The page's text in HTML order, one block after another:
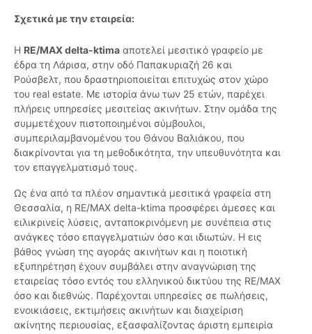
Σχετικά με την εταιρεία:
Η RE/MAX delta-ktima αποτελεί μεσιτικό γραφείο με
έδρα τη Λάρισα, στην οδό Παπακυριαζή 26 και
Ρούσβελτ, που δραστηριοποιείται επιτυχώς στον χώρο
του real estate. Με ιστορία άνω των 25 ετών, παρέχει
πλήρεις υπηρεσίες μεσιτείας ακινήτων. Στην ομάδα της
συμμετέχουν πιστοποιημένοι σύμβουλοι,
συμπεριλαμβανομένου του Θάνου Βαλιάκου, που
διακρίνονται για τη μεθοδικότητα, την υπευθυνότητα και
τον επαγγελματισμό τους.
Ως ένα από τα πλέον σημαντικά μεσιτικά γραφεία στη
Θεσσαλία, η RE/MAX delta-ktima προσφέρει άμεσες και
ειλικρινείς λύσεις, ανταποκρινόμενη με συνέπεια στις
ανάγκες τόσο επαγγελματιών όσο και ιδιωτών. Η εις
βάθος γνώση της αγοράς ακινήτων και η ποιοτική
εξυπηρέτηση έχουν συμβάλει στην αναγνώριση της
εταιρείας τόσο εντός του ελληνικού δικτύου της RE/MAX
όσο και διεθνώς. Παρέχονται υπηρεσίες σε πωλήσεις,
ενοικιάσεις, εκτιμήσεις ακινήτων και διαχείριση
ακίνητης περιουσίας, εξασφαλίζοντας άριστη εμπειρία